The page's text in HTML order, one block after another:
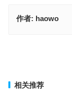
作者: haowo
相关推荐